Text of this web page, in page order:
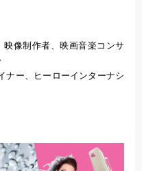
映像制作者、映画音楽コンサ
ナー、ヒーローインターナシ